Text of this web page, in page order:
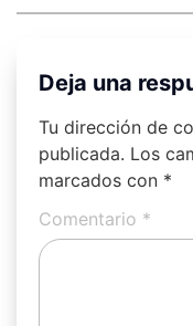
Deja una
Tu dirección de
publicada. Los
marcados con *
Comentario *